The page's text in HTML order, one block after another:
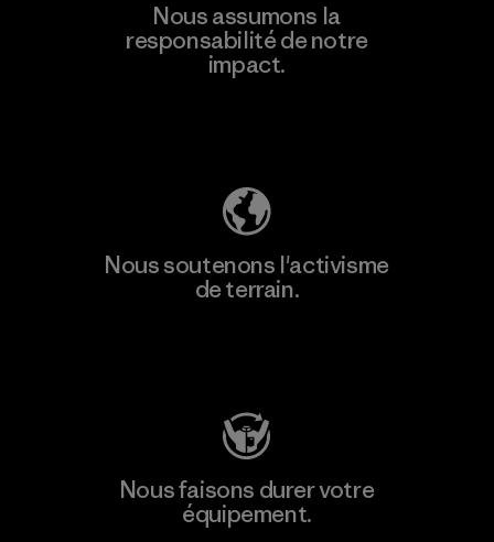
Nous assumons la
responsabilité de notre
impact.
Nous soutenons l'activisme
de terrain.
Nous faisons durer votre
équipement.